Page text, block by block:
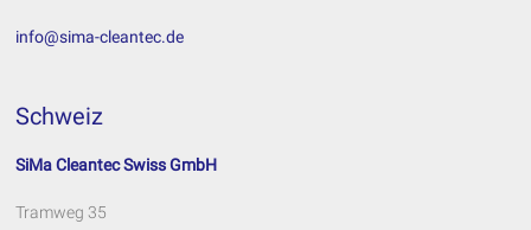
info@sima-cleantec.de
Schweiz
SiMa Cleantec Swiss GmbH
Tramweg 35